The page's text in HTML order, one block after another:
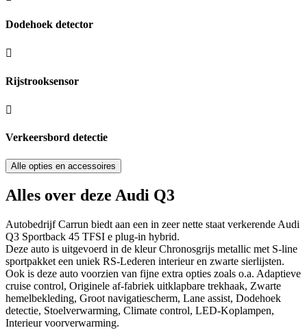
Dodehoek detector
Rijstrooksensor
Verkeersbord detectie
Alle opties en accessoires
Alles over deze Audi Q3
Autobedrijf Carrun biedt aan een in zeer nette staat verkerende Audi
Q3 Sportback 45 TFSI e plug-in hybrid.
Deze auto is uitgevoerd in de kleur Chronosgrijs metallic met S-line
sportpakket een uniek RS-Lederen interieur en zwarte sierlijsten.
Ook is deze auto voorzien van fijne extra opties zoals o.a. Adaptieve
cruise control, Originele af-fabriek uitklapbare trekhaak, Zwarte
hemelbekleding, Groot navigatiescherm, Lane assist, Dodehoek
detectie, Stoelverwarming, Climate control, LED-Koplampen,
Interieur voorverwarming.